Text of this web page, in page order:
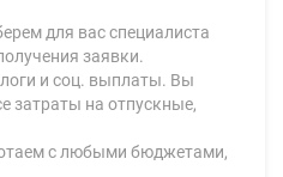
для вас специалиста
заявки.
и соц. выплаты. Вы
затраты на отпускные,
с любыми бюджетами,